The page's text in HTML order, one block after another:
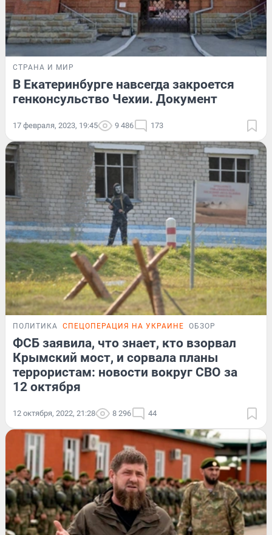
СТРАНА И МИР
В Екатеринбурге навсегда закроется
генконсульство Чехии. Документ
17 февраля, 2023, 19:45 9 486 173
ПОЛИТИКА СПЕЦОПЕРАЦИЯ НА УКРАИНЕ ОБЗОР
ФСБ заявила, что знает, кто взорвал
Крымский мост, и сорвала планы
террористам: новости вокруг СВО за
12 октября
12 октября, 2022, 21:28 8 296 44